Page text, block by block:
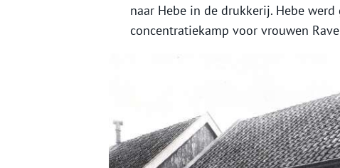
naar Hebe in de drukkerij. Hebe
concentratiekamp voor vrouwen